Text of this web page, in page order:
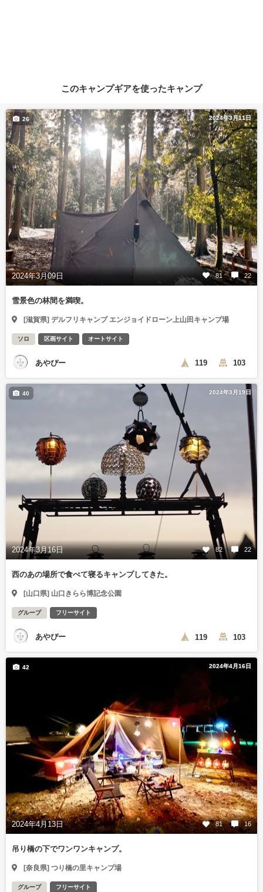
このキャンプギアを使ったキャンプ
2024年3月11日
2024年3月09日 81 22
26
雪景色の林間を満喫。
[滋賀県] デルフリキャンプ エンジョイドローン上山田キャンプ場
ソロ 区画サイト オートサイト
あやぴー 119 103
2024年3月19日
2024年3月16日 82 22
40
西のあの場所で食べて寝るキャンプしてきた。
[山口県] 山口きらら博記念公園
グループ フリーサイト
あやぴー 119 103
2024年4月16日
2024年4月13日 81 16
42
吊り橋の下でワンワンキャンプ。
[奈良県] つり橋の里キャンプ場
グループ フリーサイト